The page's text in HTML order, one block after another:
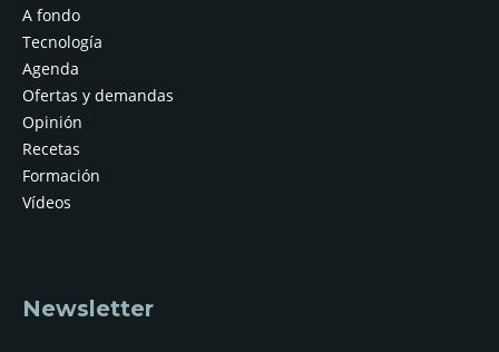
A fondo
Tecnología
Agenda
Ofertas y demandas
Opinión
Recetas
Formación
Vídeos
Newsletter